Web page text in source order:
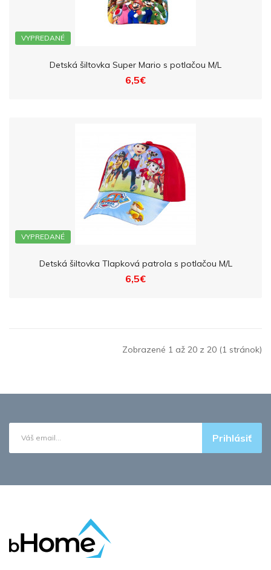
VYPREDANÉ
Detská šiltovka Super Mario s potlačou M/L
6,5€
VYPREDANÉ
Detská šiltovka Tlapková patrola s potlačou M/L
6,5€
Zobrazené 1 až 20 z 20 (1 stránok)
Prihlásiť